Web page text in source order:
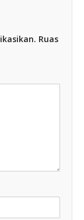
Ruas